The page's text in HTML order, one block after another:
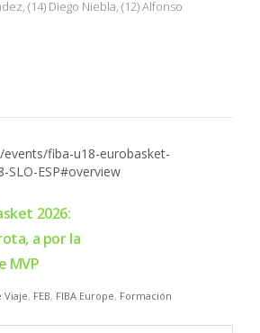
(14) Diego Niebla, (12) Alfonso
2026:
a por la
MVP
Viaje, FEB, FIBA Europe, Formación